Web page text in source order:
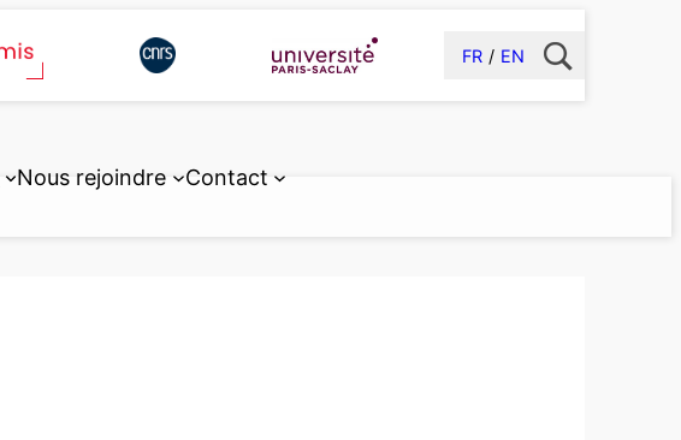
FR EN
Nous rejoindre Contact